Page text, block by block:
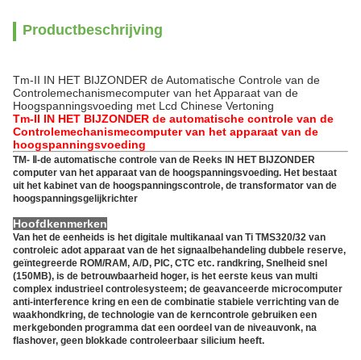
Productbeschrijving
Tm-II IN HET BIJZONDER de Automatische Controle van de
Controlemechanismecomputer van het Apparaat van de
Hoogspanningsvoeding met Lcd Chinese Vertoning
Tm-II IN HET BIJZONDER de automatische controle van de
Controlemechanismecomputer van het apparaat van de
hoogspanningsvoeding
TM- Ⅱ-de automatische controle van de Reeks IN HET BIJZONDER
computer van het apparaat van de hoogspanningsvoeding. Het bestaat
uit het kabinet van de hoogspanningscontrole, de transformator van de
hoogspanningsgelijkrichter
Hoofdkenmerken
Van het de eenheids is het digitale multikanaal van Ti TMS320/32 van
controleic adot apparaat van de het signaalbehandeling dubbele reserve,
geïntegreerde ROM/RAM, A/D, PIC, CTC etc. randkring, Snelheid snel
(150MB), is de betrouwbaarheid hoger, is het eerste keus van multi
complex industrieel controlesysteem; de geavanceerde microcomputer
anti-interference kring en een de combinatie stabiele verrichting van de
waakhondkring, de technologie van de kerncontrole gebruiken een
merkgebonden programma dat een oordeel van de niveauvonk, na
flashover, geen blokkade controleerbaar silicium heeft.